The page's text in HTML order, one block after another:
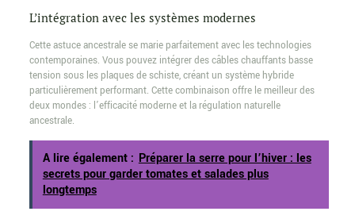
L’intégration avec les systèmes modernes
Cette astuce ancestrale se marie parfaitement avec les technologies
contemporaines. Vous pouvez intégrer des câbles chauffants basse
tension sous les plaques de schiste, créant un système hybride
particulièrement performant. Cette combinaison offre le meilleur des
deux mondes : l’efficacité moderne et la régulation naturelle
ancestrale.
A lire également : Préparer la serre pour l’hiver : les
secrets pour garder tomates et salades plus
longtemps